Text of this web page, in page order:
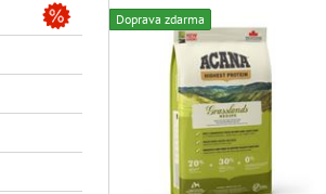
Doprava zdarma